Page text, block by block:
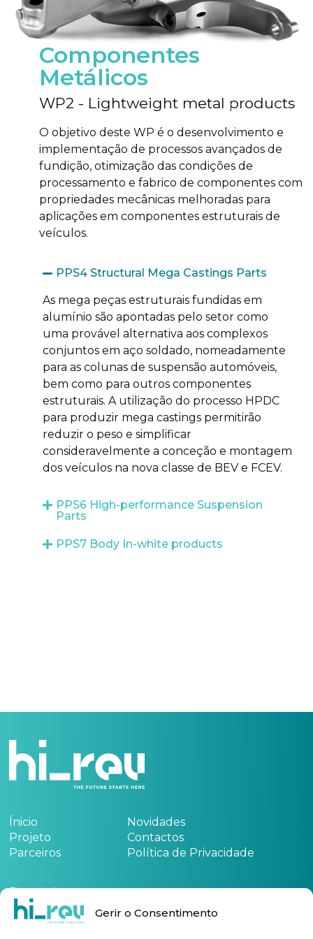
Gerir o Consentimento
Componentes
Metálicos
WP2 - Lightweight metal products
O objetivo deste WP é o desenvolvimento e
implementação de processos avançados de
fundição, otimização das condições de
processamento e fabrico de componentes com
propriedades mecânicas melhoradas para
aplicações em componentes estruturais de
veículos.
PPS4 Structural Mega Castings Parts
As mega peças estruturais fundidas em
alumínio são apontadas pelo setor como
uma provável alternativa aos complexos
conjuntos em aço soldado, nomeadamente
para as colunas de suspensão automóveis,
bem como para outros componentes
estruturais. A utilização do processo HPDC
para produzir mega castings permitirão
reduzir o peso e simplificar
consideravelmente a conceção e montagem
dos veículos na nova classe de BEV e FCEV.
PPS6 High-performance Suspension
Parts
PPS7 Body In-white products
Ínicio
Projeto
Parceiros
Novidades
Contactos
Política de Privacidade
Financiado por: